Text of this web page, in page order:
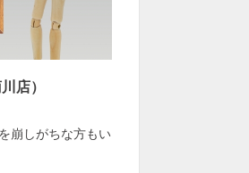
店）
崩しがちな方もい